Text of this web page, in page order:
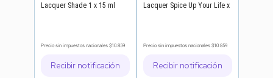
Lacquer Shade 1 x 15 ml
Precio sin impuestos nacionales $10.859
Recibir notificación
Lacquer Spice Up Your Life x
Precio sin impuestos nacionales $10.859
Recibir notificación